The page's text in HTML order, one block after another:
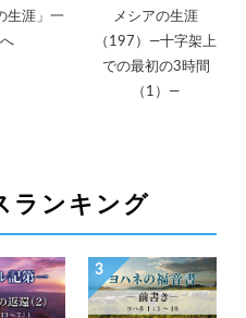
生涯」一
メシアの生涯
（197）—十字架上
での最初の3時間
（1）—
ランキング
3